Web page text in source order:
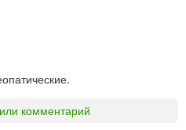
комментарий